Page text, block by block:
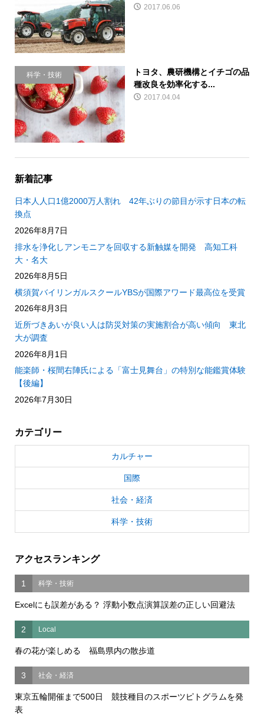
2017.06.06
科学・技術
トヨタ、農研機構とイチゴの品
種改良を効率化する...
2017.04.04
新着記事
日本人人口1億2000万人割れ 42年ぶりの節目が示す日本の転
換点
2026年8月7日
排水を浄化しアンモニアを回収する新触媒を開発 高知工科
大・名大
2026年8月5日
横須賀バイリンガルスクールYBSが国際アワード最高位を受賞
2026年8月3日
近所づきあいが良い人は防災対策の実施割合が高い傾向 東北
大が調査
2026年8月1日
能楽師・桜間右陣氏による「富士見舞台」の特別な能鑑賞体験
【後編】
2026年7月30日
カテゴリー
カルチャー
国際
社会・経済
科学・技術
アクセスランキング
1 科学・技術
Excelにも誤差がある？ 浮動小数点演算誤差の正しい回避法
2 Local
春の花が楽しめる 福島県内の散歩道
3 社会・経済
東京五輪開催まで500日 競技種目のスポーツピトグラムを発
表